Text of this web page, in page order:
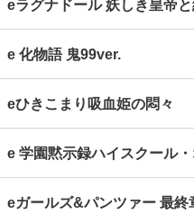
eラグナドール 妖しき皇帝
e 化物語 鬼99ver.
eひきこまり吸血姫の悶々
e 学園黙示録ハイスクール
eガールズ&パンツァー 最終